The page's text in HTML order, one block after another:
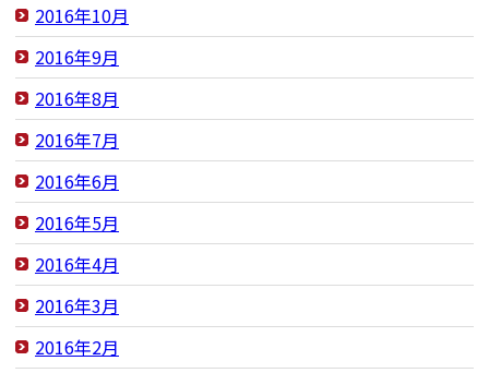
2016年10月
2016年9月
2016年8月
2016年7月
2016年6月
2016年5月
2016年4月
2016年3月
2016年2月